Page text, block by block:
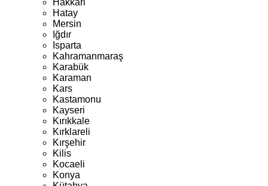
Hakkari
Hatay
Mersin
Iğdır
Isparta
Kahramanmaraş
Karabük
Karaman
Kars
Kastamonu
Kayseri
Kırıkkale
Kırklareli
Kırşehir
Kilis
Kocaeli
Konya